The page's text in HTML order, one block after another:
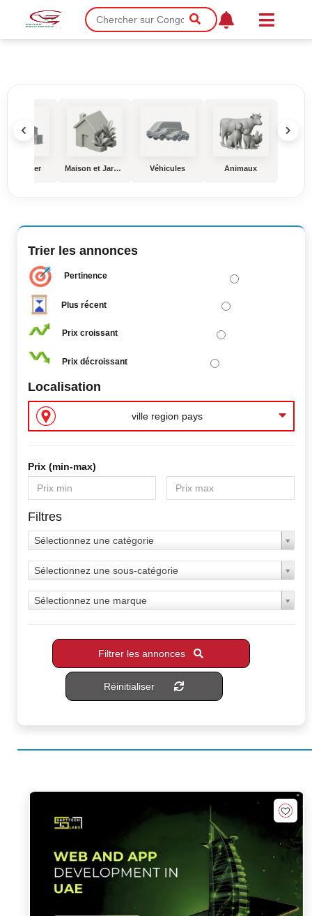
Immobilier Maison et Jardin Véhicules Animaux
Trier les annonces
Pertinence
Plus récent
Prix croissant
Prix décroissant
Localisation
ville region pays
Prix ​​(min-max)
Filtres
Sélectionnez une catégorie
Sélectionnez une sous-catégorie
Sélectionnez une marque
Filtrer les annonces
Réinitialiser